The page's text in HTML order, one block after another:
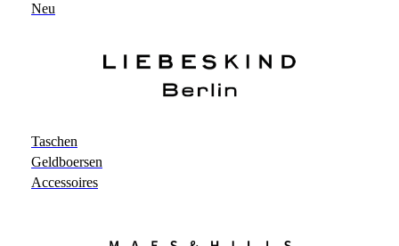
Neu
Taschen
Geldboersen
Accessoires